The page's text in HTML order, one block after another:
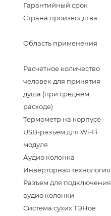
Гарантийный срок
Страна производства
Область применения
Расчетное количество
человек для принятия
душа (при среднем
расходе)
Термометр на корпусе
USB-разъем для Wi-Fi
модуля
Аудио колонка
Инверторная технология
Разъем для подключения
аудио колонки
Система сухих ТЭНов